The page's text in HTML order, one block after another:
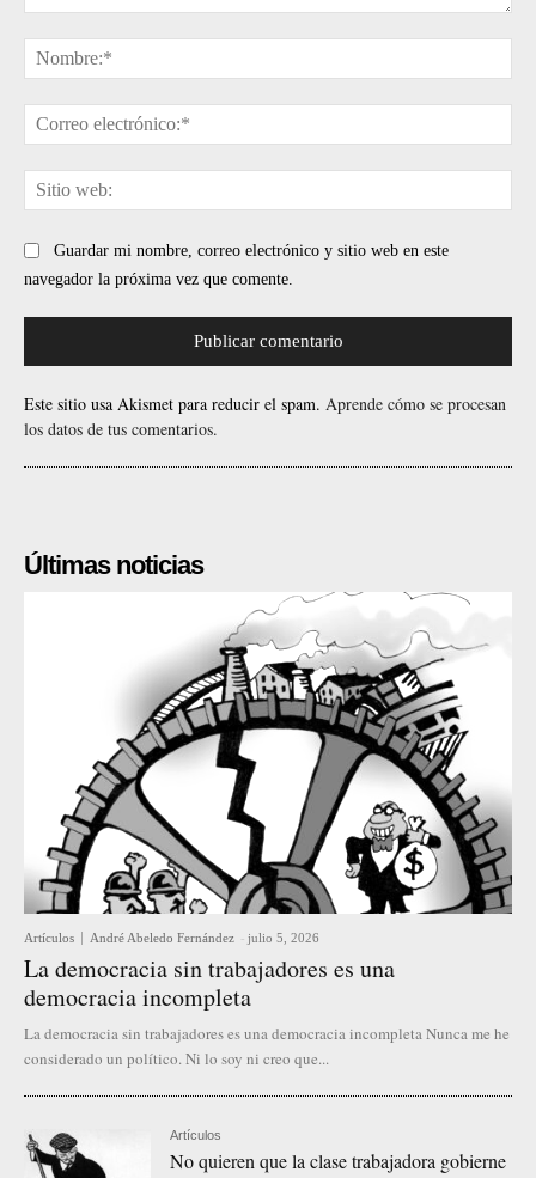
Guardar mi nombre, correo electrónico y sitio web en este
navegador la próxima vez que comente.
Este sitio usa Akismet para reducir el spam. Aprende cómo se procesan
los datos de tus comentarios.
Últimas noticias
Artículos André Abeledo Fernández - julio 5, 2026
La democracia sin trabajadores es una
democracia incompleta
La democracia sin trabajadores es una democracia incompleta Nunca me he
considerado un político. Ni lo soy ni creo que...
Artículos
No quieren que la clase trabajadora gobierne